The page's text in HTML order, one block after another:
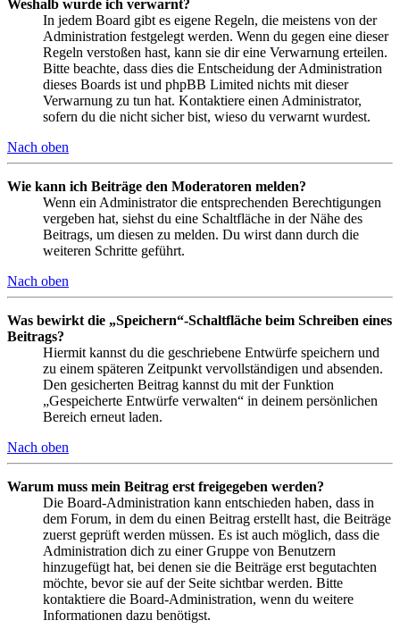
Weshalb wurde ich verwarnt?
In jedem Board gibt es eigene Regeln, die meistens von der
Administration festgelegt werden. Wenn du gegen eine dieser
Regeln verstoßen hast, kann sie dir eine Verwarnung erteilen.
Bitte beachte, dass dies die Entscheidung der Administration
dieses Boards ist und phpBB Limited nichts mit dieser
Verwarnung zu tun hat. Kontaktiere einen Administrator,
sofern du die nicht sicher bist, wieso du verwarnt wurdest.
Nach oben
Wie kann ich Beiträge den Moderatoren melden?
Wenn ein Administrator die entsprechenden Berechtigungen
vergeben hat, siehst du eine Schaltfläche in der Nähe des
Beitrags, um diesen zu melden. Du wirst dann durch die
weiteren Schritte geführt.
Nach oben
Was bewirkt die „Speichern“-Schaltfläche beim Schreiben eines
Beitrags?
Hiermit kannst du die geschriebene Entwürfe speichern und
zu einem späteren Zeitpunkt vervollständigen und absenden.
Den gesicherten Beitrag kannst du mit der Funktion
„Gespeicherte Entwürfe verwalten“ in deinem persönlichen
Bereich erneut laden.
Nach oben
Warum muss mein Beitrag erst freigegeben werden?
Die Board-Administration kann entschieden haben, dass in
dem Forum, in dem du einen Beitrag erstellt hast, die Beiträge
zuerst geprüft werden müssen. Es ist auch möglich, dass die
Administration dich zu einer Gruppe von Benutzern
hinzugefügt hat, bei denen sie die Beiträge erst begutachten
möchte, bevor sie auf der Seite sichtbar werden. Bitte
kontaktiere die Board-Administration, wenn du weitere
Informationen dazu benötigst.